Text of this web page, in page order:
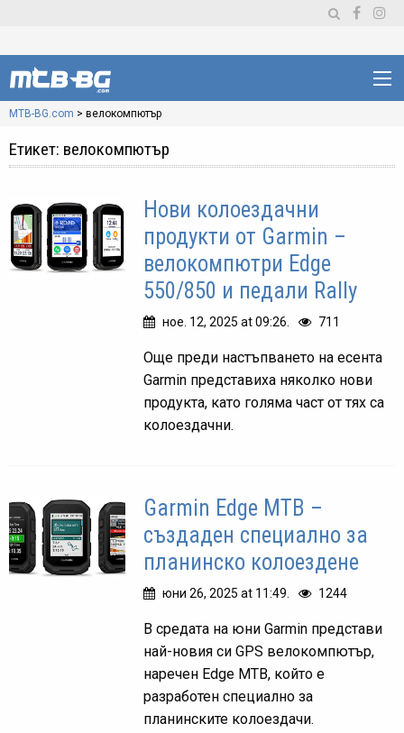
MTB-BG.com > велокомпютър
Етикет: велокомпютър
Нови колоездачни
продукти от Garmin –
велокомпютри Edge
550/850 и педали Rally
ное. 12, 2025 at 09:26. 711
Още преди настъпването на есента
Garmin представиха няколко нови
продукта, като голяма част от тях са
колоездачни.
Garmin Edge MTB –
създаден специално за
планинско колоездене
юни 26, 2025 at 11:49. 1244
В средата на юни Garmin представи
най-новия си GPS велокомпютър,
наречен Edge MTB, който е
разработен специално за
планинските колоездачи.